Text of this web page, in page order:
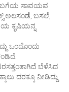
ಬಗೆಯ ಸಾವಯವ
ಬಸಲೆ,
ಕೃಷಿಯನ್ನ
ಒಂದೊಂದು
ಬೆಳೆಸಿದ
ದರಕ್ಕೂ ನೀಡಿದ್ದು